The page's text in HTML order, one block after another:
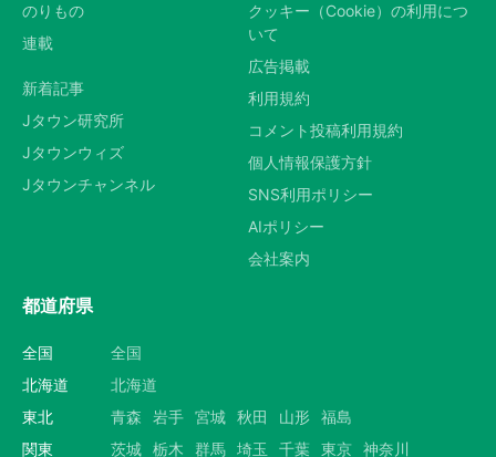
のりもの
連載
新着記事
Jタウン研究所
Jタウンウィズ
Jタウンチャンネル
クッキー（Cookie）の利用につ
いて
広告掲載
利用規約
コメント投稿利用規約
個人情報保護方針
SNS利用ポリシー
AIポリシー
会社案内
都道府県
全国
全国
北海道
北海道
東北
青森 岩手 宮城 秋田 山形 福島
関東
茨城 栃木 群馬 埼玉 千葉 東京 神奈川